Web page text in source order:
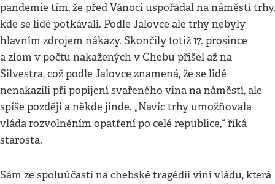
pandemie tím, že před Vánoci uspořádal na náměstí trhy,
kde se lidé potkávali. Podle Jalovce ale trhy nebyly
hlavním zdrojem nákazy. Skončily totiž 17. prosince
a zlom v počtu nakažených v Chebu přišel až na
Silvestra, což podle Jalovce znamená, že se lidé
nenakazili při popíjení svařeného vína na náměstí, ale
spíše později a někde jinde. „Navíc trhy umožňovala
vláda rozvolněním opatření po celé republice,“ říká
starosta.
Sám ze spoluúčasti na chebské tragédii viní vládu, která